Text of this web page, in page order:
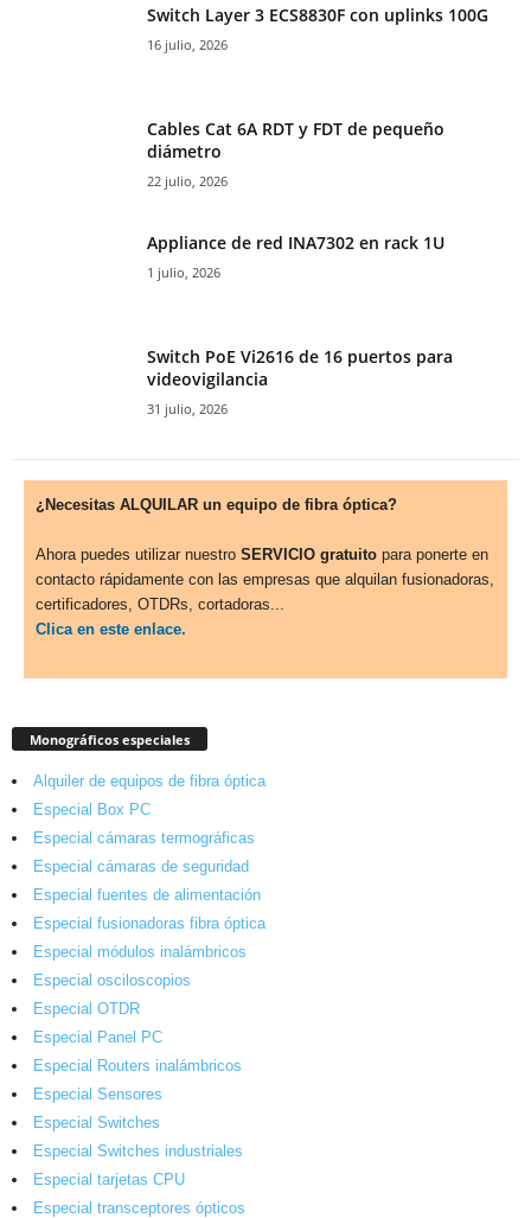
Switch Layer 3 ECS8830F con uplinks 100G
16 julio, 2026
Cables Cat 6A RDT y FDT de pequeño
diámetro
22 julio, 2026
Appliance de red INA7302 en rack 1U
1 julio, 2026
Switch PoE Vi2616 de 16 puertos para
videovigilancia
31 julio, 2026
¿Necesitas ALQUILAR un equipo de fibra óptica?
Ahora puedes utilizar nuestro SERVICIO gratuito para ponerte en
contacto rápidamente con las empresas que alquilan fusionadoras,
certificadores, OTDRs, cortadoras...
Clica en este enlace.
Monográficos especiales
Alquiler de equipos de fibra óptica
Especial Box PC
Especial cámaras termográficas
Especial cámaras de seguridad
Especial fuentes de alimentación
Especial fusionadoras fibra óptica
Especial módulos inalámbricos
Especial osciloscopios
Especial OTDR
Especial Panel PC
Especial Routers inalámbricos
Especial Sensores
Especial Switches
Especial Switches industriales
Especial tarjetas CPU
Especial transceptores ópticos